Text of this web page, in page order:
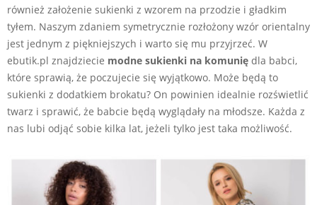
również założenie sukienki z wzorem na przodzie i gładkim
tyłem. Naszym zdaniem symetrycznie rozłożony wzór orientalny
jest jednym z piękniejszych i warto się mu przyjrzeć. W
ebutik.pl znajdziecie modne sukienki na komunię dla babci,
które sprawią, że poczujecie się wyjątkowo. Może będą to
sukienki z dodatkiem brokatu? On powinien idealnie rozświetlić
twarz i sprawić, że babcie będą wyglądały na młodsze. Każda z
nas lubi odjąć sobie kilka lat, jeżeli tylko jest taka możliwość.